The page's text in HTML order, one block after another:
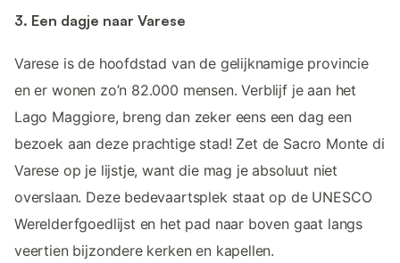
3. Een dagje naar Varese
Varese is de hoofdstad van de gelijknamige provincie
en er wonen zo’n 82.000 mensen. Verblijf je aan het
Lago Maggiore, breng dan zeker eens een dag een
bezoek aan deze prachtige stad! Zet de Sacro Monte di
Varese op je lijstje, want die mag je absoluut niet
overslaan. Deze bedevaartsplek staat op de UNESCO
Werelderfgoedlijst en het pad naar boven gaat langs
veertien bijzondere kerken en kapellen.